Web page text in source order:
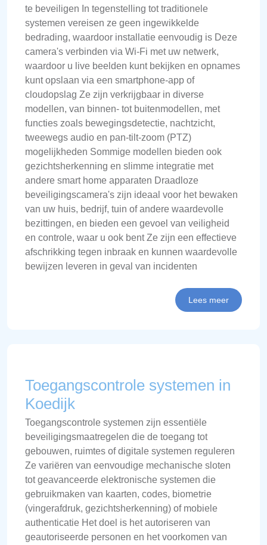
te beveiligen In tegenstelling tot traditionele
systemen vereisen ze geen ingewikkelde
bedrading, waardoor installatie eenvoudig is Deze
camera's verbinden via Wi-Fi met uw netwerk,
waardoor u live beelden kunt bekijken en opnames
kunt opslaan via een smartphone-app of
cloudopslag Ze zijn verkrijgbaar in diverse
modellen, van binnen- tot buitenmodellen, met
functies zoals bewegingsdetectie, nachtzicht,
tweewegs audio en pan-tilt-zoom (PTZ)
mogelijkheden Sommige modellen bieden ook
gezichtsherkenning en slimme integratie met
andere smart home apparaten Draadloze
beveiligingscamera's zijn ideaal voor het bewaken
van uw huis, bedrijf, tuin of andere waardevolle
bezittingen, en bieden een gevoel van veiligheid
en controle, waar u ook bent Ze zijn een effectieve
afschrikking tegen inbraak en kunnen waardevolle
bewijzen leveren in geval van incidenten
Lees meer
Toegangscontrole systemen in
Koedijk
Toegangscontrole systemen zijn essentiële
beveiligingsmaatregelen die de toegang tot
gebouwen, ruimtes of digitale systemen reguleren
Ze variëren van eenvoudige mechanische sloten
tot geavanceerde elektronische systemen die
gebruikmaken van kaarten, codes, biometrie
(vingerafdruk, gezichtsherkenning) of mobiele
authenticatie Het doel is het autoriseren van
geautoriseerde personen en het voorkomen van